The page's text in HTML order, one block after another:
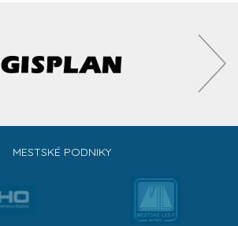
MESTSKÉ PODNIKY